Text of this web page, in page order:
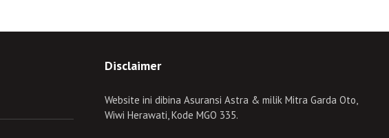
Disclaimer
Website ini dibina Asuransi Astra & milik Mitra Garda Oto,
Wiwi Herawati, Kode MGO 335.